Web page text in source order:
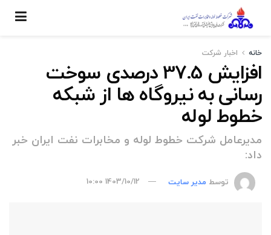
خانه اخبار شركت
افزایش 37.5 درصدی سوخت
رسانی به نیروگاه ها از شبکه
خطوط لوله
مدیرعامل شرکت خطوط لوله و مخابرات نفت ایران خبر
داد:
توسط مدیر سایت 1403/10/12 10:00